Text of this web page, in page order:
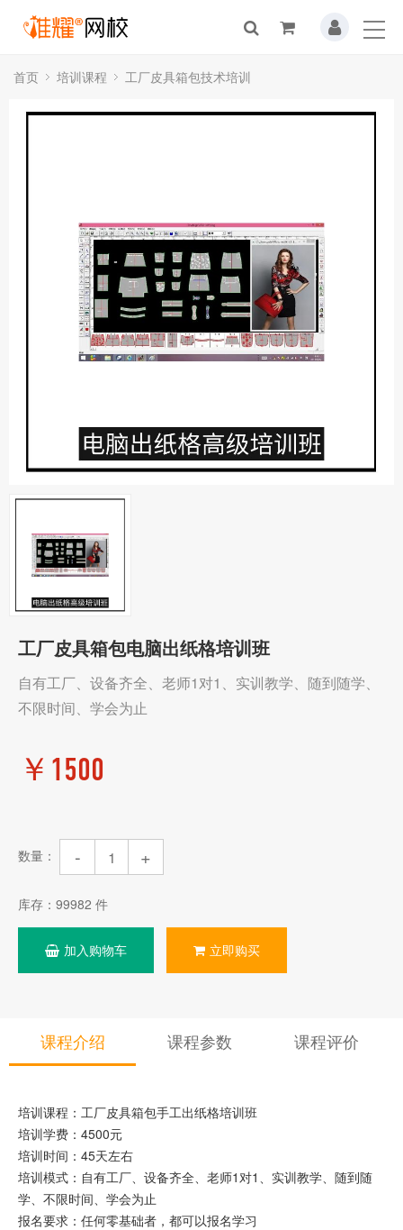
首页 培训课程 工厂皮具箱包技术培训
工厂皮具箱包电脑出纸格培训班
自有工厂、设备齐全、老师1对1、实训教学、随到随学、
不限时间、学会为止
￥ 1500
数量： - +
库存： 99982 件
加入购物车 立即购买
课程介绍 课程参数 课程评价
培训课程：工厂皮具箱包手工出纸格培训班
培训学费：4500元
培训时间：45天左右
培训模式：自有工厂、设备齐全、老师1对1、实训教学、随到随
学、不限时间、学会为止
报名要求：任何零基础者，都可以报名学习